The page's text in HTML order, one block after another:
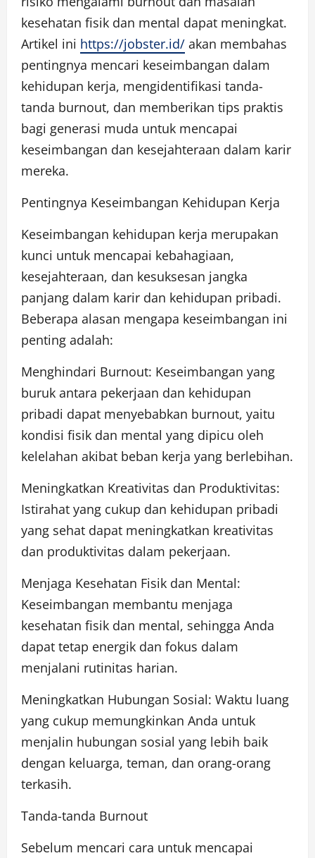
kesehatan fisik dan mental dapat meningkat.
Artikel ini https://jobster.id/ akan membahas
pentingnya mencari keseimbangan dalam
kehidupan kerja, mengidentifikasi tanda-
tanda burnout, dan memberikan tips praktis
bagi generasi muda untuk mencapai
keseimbangan dan kesejahteraan dalam karir
mereka.
Pentingnya Keseimbangan Kehidupan Kerja
Keseimbangan kehidupan kerja merupakan
kunci untuk mencapai kebahagiaan,
kesejahteraan, dan kesuksesan jangka
panjang dalam karir dan kehidupan pribadi.
Beberapa alasan mengapa keseimbangan ini
penting adalah:
Menghindari Burnout: Keseimbangan yang
buruk antara pekerjaan dan kehidupan
pribadi dapat menyebabkan burnout, yaitu
kondisi fisik dan mental yang dipicu oleh
kelelahan akibat beban kerja yang berlebihan.
Meningkatkan Kreativitas dan Produktivitas:
Istirahat yang cukup dan kehidupan pribadi
yang sehat dapat meningkatkan kreativitas
dan produktivitas dalam pekerjaan.
Menjaga Kesehatan Fisik dan Mental:
Keseimbangan membantu menjaga
kesehatan fisik dan mental, sehingga Anda
dapat tetap energik dan fokus dalam
menjalani rutinitas harian.
Meningkatkan Hubungan Sosial: Waktu luang
yang cukup memungkinkan Anda untuk
menjalin hubungan sosial yang lebih baik
dengan keluarga, teman, dan orang-orang
terkasih.
Tanda-tanda Burnout
Sebelum mencari cara untuk mencapai